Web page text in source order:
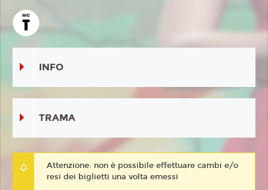
INFO
TRAMA
Attenzione: non è possibile effettuare cambi e/o
resi dei biglietti una volta emessi